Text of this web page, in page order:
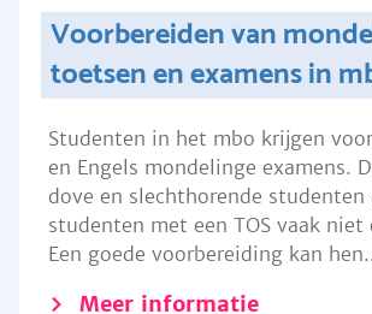
Voorbereiden van
toetsen en examens in
Studenten in het mbo krijgen
en Engels mondelinge examens.
dove en slechthorende studenten
studenten met een TOS vaak niet
Een goede voorbereiding kan
Meer informatie